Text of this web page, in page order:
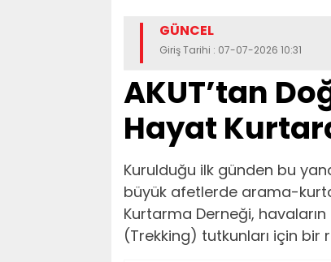
GÜNCEL
Giriş Tarihi : 07-07-2026 10:31
AKUT’tan
Hayat
Kurulduğu ilk günden bu
büyük afetlerde arama-
Kurtarma Derneği,
(Trekking) tutkunları için bir